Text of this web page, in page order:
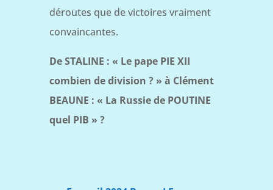
déroutes que de victoires vraiment
convaincantes.
De STALINE : « Le pape PIE XII
combien de division ? » à Clément
BEAUNE : « La Russie de POUTINE
quel PIB » ?